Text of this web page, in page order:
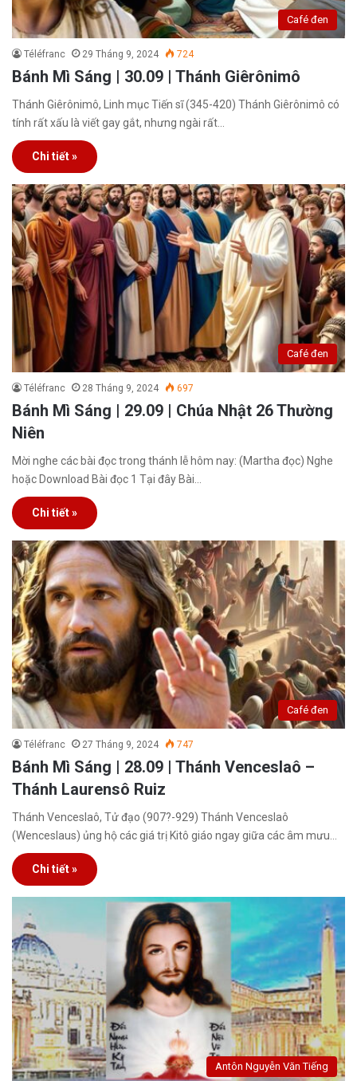
Café đen
Téléfranc 29 Tháng 9, 2024 724
Bánh Mì Sáng | 30.09 | Thánh Giêrônimô
Thánh Giêrônimô, Linh mục Tiến sĩ (345-420) Thánh Giêrônimô có
tính rất xấu là viết gay gắt, nhưng ngài rất…
Chi tiết »
Café đen
Téléfranc 28 Tháng 9, 2024 697
Bánh Mì Sáng | 29.09 | Chúa Nhật 26 Thường
Niên
Mời nghe các bài đọc trong thánh lễ hôm nay: (Martha đọc) Nghe
hoặc Download Bài đọc 1 Tại đây Bài…
Chi tiết »
Café đen
Téléfranc 27 Tháng 9, 2024 747
Bánh Mì Sáng | 28.09 | Thánh Venceslaô –
Thánh Laurensô Ruiz
Thánh Venceslaô, Tử đạo (907?-929) Thánh Venceslaô
(Wenceslaus) ủng hộ các giá trị Kitô giáo ngay giữa các âm mưu…
Chi tiết »
Antôn Nguyễn Văn Tiếng